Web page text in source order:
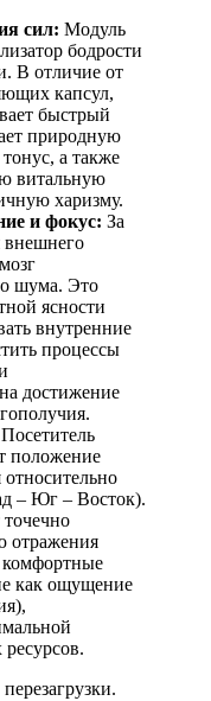
сил: Модуль
бодрости
В отличие от
капсул,
быстрый
природную
а также
витальную
харизму.
и фокус: За
внешнего
шума. Это
ясности
внутренние
процессы
достижение
Посетитель
положение
относительно
– Юг – Восток).
отражения
комфортные
как ощущение